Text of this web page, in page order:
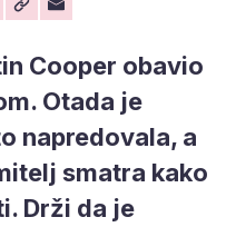
Cooper obavio
Otada je
napredovala, a
smatra kako
Drži da je